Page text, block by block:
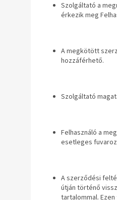
Szolgáltató a
érkezik meg
A megkötött
hozzáférhető.
Szolgáltató
Felhasználó a
esetleges
A szerződési
útján történő
tartalommal.